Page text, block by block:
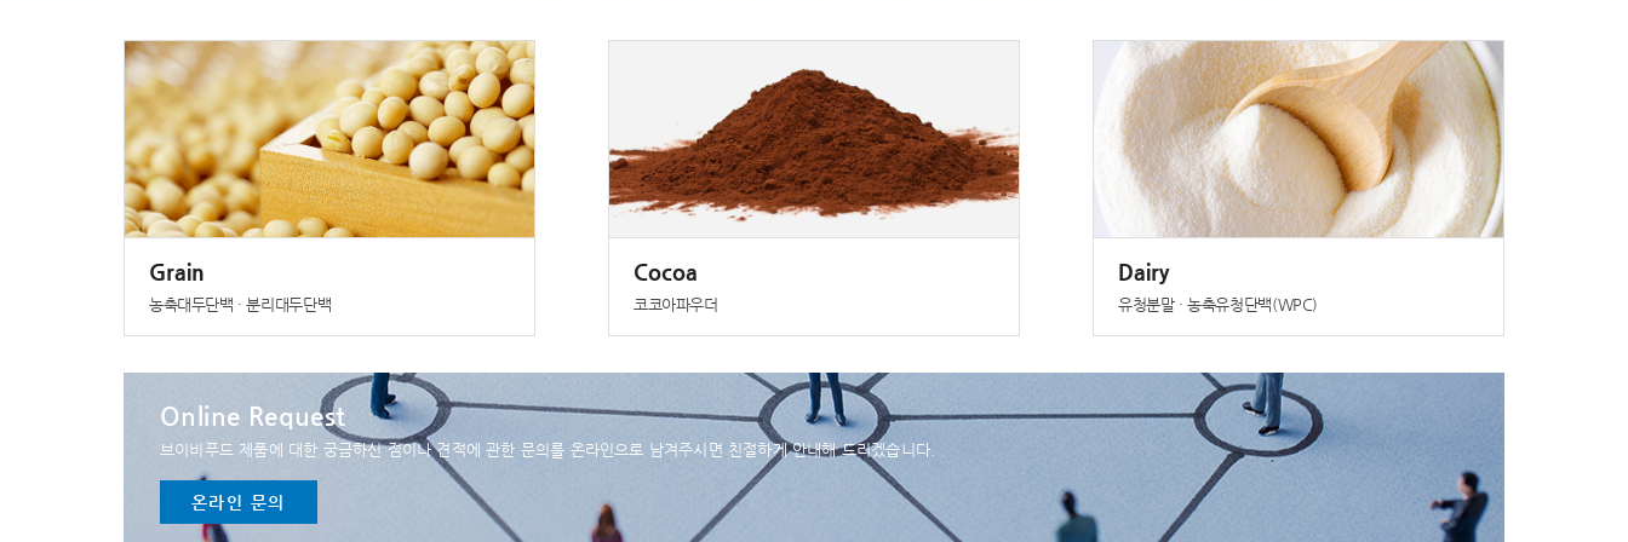
Grain
농축대두단백 · 분리대두단백
Cocoa
코코아파우더
Dairy
유청분말 · 농축유청단백(WPC)
Online Request
브이비푸드 제품에 대한 궁금하신 점이나 견적에 관한 문의를 온라인으로 남겨주시면 친절하게 안내해 드리겠습니다.
온라인 문의